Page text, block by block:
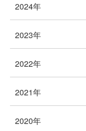
2024年
2023年
2022年
2021年
2020年